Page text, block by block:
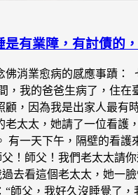
是有業障，有討債的
佛消業愈病的感應事蹟：
，我的爸爸生病了，住在
顧，因為我是出家人最有
老太太，她請了一位看護
有一天下午，隔壁的看護
父！師父！我們老太太請
去看這個老太太，她一
“師父，我好久沒睡覺了，